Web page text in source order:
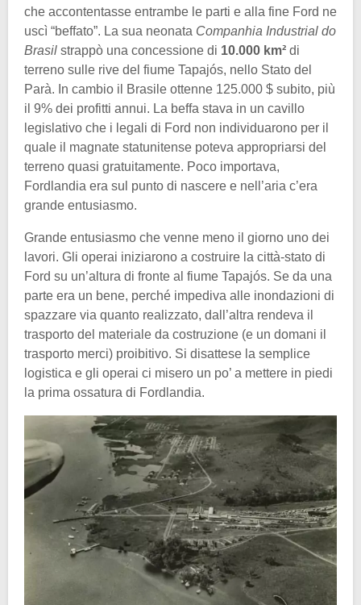
che accontentasse entrambe le parti e alla fine Ford ne
uscì “beffato”. La sua neonata Companhia Industrial do
Brasil strappò una concessione di 10.000 km² di
terreno sulle rive del fiume Tapajós, nello Stato del
Parà. In cambio il Brasile ottenne 125.000 $ subito, più
il 9% dei profitti annui. La beffa stava in un cavillo
legislativo che i legali di Ford non individuarono per il
quale il magnate statunitense poteva appropriarsi del
terreno quasi gratuitamente. Poco importava,
Fordlandia era sul punto di nascere e nell’aria c’era
grande entusiasmo.
Grande entusiasmo che venne meno il giorno uno dei
lavori. Gli operai iniziarono a costruire la città-stato di
Ford su un’altura di fronte al fiume Tapajós. Se da una
parte era un bene, perché impediva alle inondazioni di
spazzare via quanto realizzato, dall’altra rendeva il
trasporto del materiale da costruzione (e un domani il
trasporto merci) proibitivo. Si disattese la semplice
logistica e gli operai ci misero un po’ a mettere in piedi
la prima ossatura di Fordlandia.